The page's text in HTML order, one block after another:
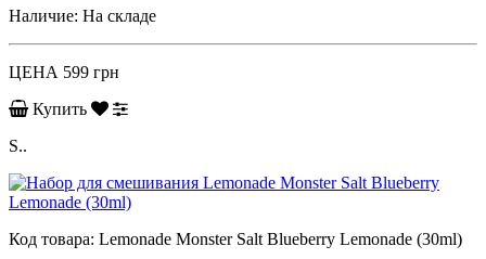
Наличие: На складе
ЦЕНА 599 грн
Купить
S..
Код товара: Lemonade Monster Salt Blueberry Lemonade (30ml)